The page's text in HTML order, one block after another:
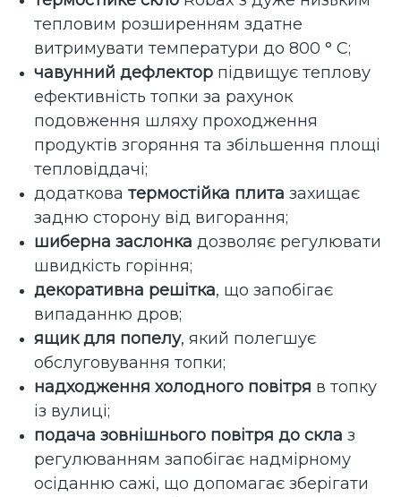
тепловим розширенням здатне
витримувати температури до 800 ° C;
чавунний дефлектор підвищує теплову
ефективність топки за рахунок
подовження шляху проходження
продуктів згоряння та збільшення площі
тепловіддачі;
додаткова термостійка плита захищає
задню сторону від вигорання;
шиберна заслонка дозволяє регулювати
швидкість горіння;
декоративна решітка, що запобігає
випаданню дров;
ящик для попелу, який полегшує
обслуговування топки;
надходження холодного повітря в топку
із вулиці;
подача зовнішнього повітря до скла з
регулюванням запобігає надмірному
осіданню сажі, що допомагає зберігати